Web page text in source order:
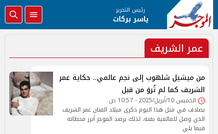
رئيس التحرير
ياسر بركات
عمر الشريف
من ميشيل شلهوب إلى نجم عالمي.. حكاية عمر
الشريف كما لم تُروَ من قبل
الخميس 10/أبريل/2025 - 10:57 ص
يصادف في مثل هذا اليوم ذكرى ميلاد الفنان عمر الشريف
الذي وصل للعالمية بفنه، لذلك يرصد الموجز أبرز محطاته
فيما يلي